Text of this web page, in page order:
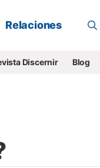
Relaciones
Discernir Blog